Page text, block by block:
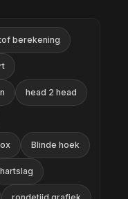
berekening
head 2 head
Blinde hoek
hartslag